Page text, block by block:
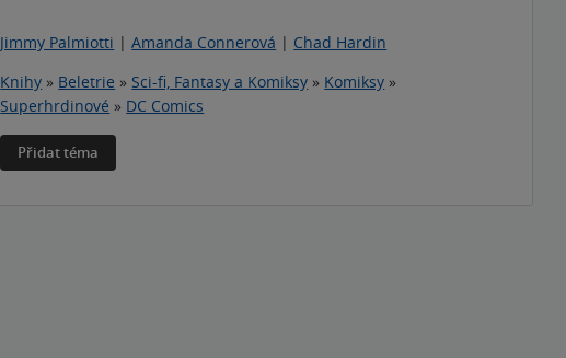
Jimmy Palmiotti |Amanda Connerová | Chad Hardin
Knihy » Beletrie » Sci-fi, Fantasy a Komiksy » Komiksy »
Superhrdinové » DC Comics
Přidat téma